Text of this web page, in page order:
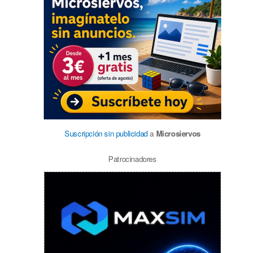
Suscripción sin publicidada Microsiervos
Patrocinadores